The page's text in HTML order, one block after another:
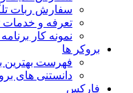
سفارش ربات
تعرفه و خدمات
نمونه کار
بروکر ها
فهرست بهترین
دانستنی های
فارکس